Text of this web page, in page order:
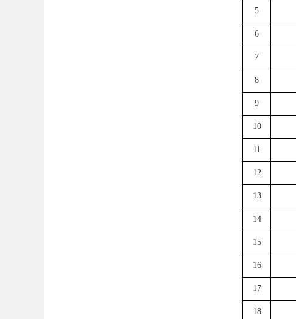
5
6
7
8
9
10
11
12
13
14
15
16
17
18